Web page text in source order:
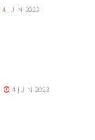
4 JUIN 2023
4 JUIN 2023